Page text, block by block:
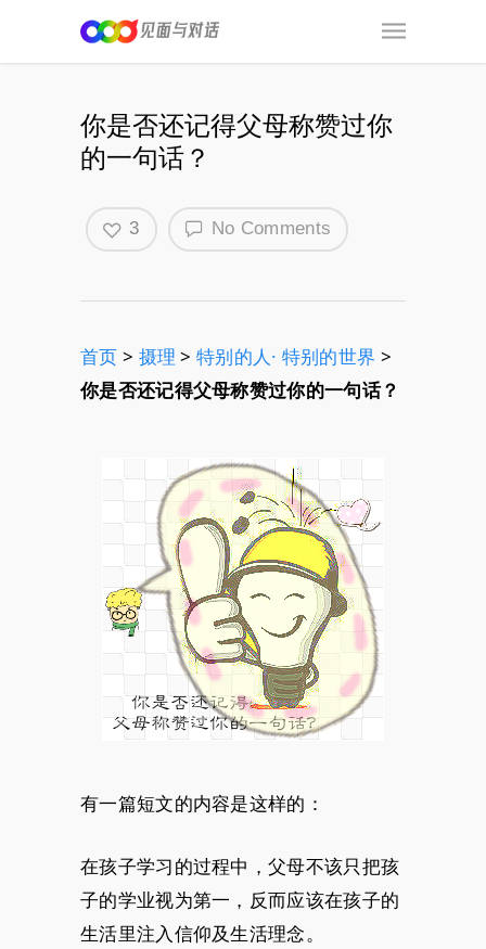
你是否还记得父母称赞过你
的一句话？
No Comments
3
首页 > 摄理 >特别的人· 特别的世界 >
你是否还记得父母称赞过你的一句话？
有一篇短文的内容是这样的：
在孩子学习的过程中，父母不该只把孩
子的学业视为第一，反而应该在孩子的
生活里注入信仰及生活理念。